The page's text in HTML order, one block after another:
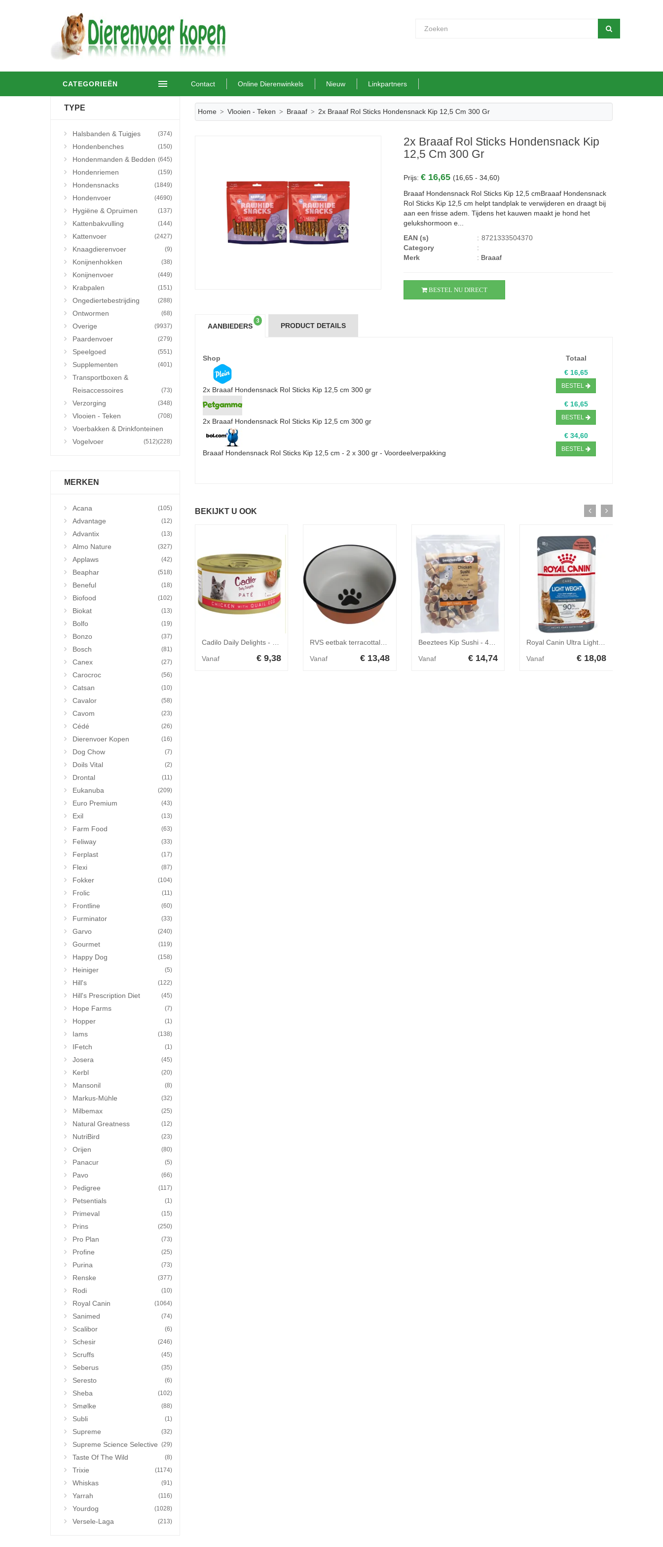
CATEGORIEËN Contact Online Dierenwinkels Nieuw Linkpartners
TYPE
Halsbanden & Tuigjes (374)
Hondenbenches (150)
Hondenmanden & Bedden (645)
Hondenriemen (159)
Hondensnacks (1849)
Hondenvoer (4690)
Hygiëne & Opruimen (137)
Kattenbakvulling (144)
Kattenvoer (2427)
Knaagdierenvoer (9)
Konijnenhokken (38)
Konijnenvoer (449)
Krabpalen (151)
Ongediertebestrijding (288)
Ontwormen (68)
Overige (9937)
Paardenvoer (279)
Speelgoed (551)
Supplementen (401)
Transportboxen &
Reisaccessoires
(73)
Verzorging (348)
Vlooien - Teken (708)
Voerbakken & Drinkfonteinen
(228)
Vogelvoer (512)
MERKEN
Acana (105)
Advantage (12)
Advantix (13)
Almo Nature (327)
Applaws (42)
Beaphar (518)
Beneful (18)
Biofood (102)
Biokat (13)
Bolfo (19)
Bonzo (37)
Bosch (81)
Canex (27)
Carocroc (56)
Catsan (10)
Cavalor (58)
Cavom (23)
Cédé (26)
Dierenvoer Kopen (16)
Dog Chow (7)
Doils Vital (2)
Drontal (11)
Eukanuba (209)
Euro Premium (43)
Exil (13)
Farm Food (63)
Feliway (33)
Ferplast (17)
Flexi (87)
Fokker (104)
Frolic (11)
Frontline (60)
Furminator (33)
Garvo (240)
Gourmet (119)
Happy Dog (158)
Heiniger (5)
Hill's (122)
Hill's Prescription Diet (45)
Hope Farms (7)
Hopper (1)
Iams (138)
IFetch (1)
Josera (45)
Kerbl (20)
Mansonil (8)
Markus-Mühle (32)
Milbemax (25)
Natural Greatness (12)
NutriBird (23)
Orijen (80)
Panacur (5)
Pavo (66)
Pedigree (117)
Petsentials (1)
Primeval (15)
Prins (250)
Pro Plan (73)
Profine (25)
Purina (73)
Renske (377)
Rodi (10)
Royal Canin (1064)
Sanimed (74)
Scalibor (6)
Schesir (246)
Scruffs (45)
Seberus (35)
Seresto (6)
Sheba (102)
Smølke (88)
Subli (1)
Supreme (32)
Supreme Science Selective (29)
Taste Of The Wild (8)
Trixie (1174)
Whiskas (91)
Yarrah (116)
Yourdog (1028)
Versele-Laga (213)
Home Vlooien - Teken Braaaf 2x Braaaf Rol Sticks Hondensnack Kip 12,5 Cm 300 Gr
2x Braaaf Rol Sticks Hondensnack Kip
12,5 Cm 300 Gr
Prijs:€ 16,65 (16,65 - 34,60)
Braaaf Hondensnack Rol Sticks Kip 12,5 cmBraaaf Hondensnack
Rol Sticks Kip 12,5 cm helpt tandplak te verwijderen en draagt bij
aan een frisse adem. Tijdens het kauwen maakt je hond het
gelukshormoon e...
EAN (s)
: 8721333504370
Category
:
Merk
: Braaaf
BESTEL NU DIRECT
AANBIEDERS
3
PRODUCT DETAILS
Shop Totaal
2x Braaaf Hondensnack Rol Sticks Kip 12,5 cm 300 gr
€ 16,65
BESTEL
2x Braaaf Hondensnack Rol Sticks Kip 12,5 cm 300 gr
€ 16,65
BESTEL
Braaaf Hondensnack Rol Sticks Kip 12,5 cm - 2 x 300 gr - Voordeelverpakking
€ 34,60
BESTEL
BEKIJKT U OOK
Vanaf € 9,38 Vanaf € 13,48
Beeztees Kip Sushi - 400 g
Vanaf € 14,74 Vanaf € 18,08